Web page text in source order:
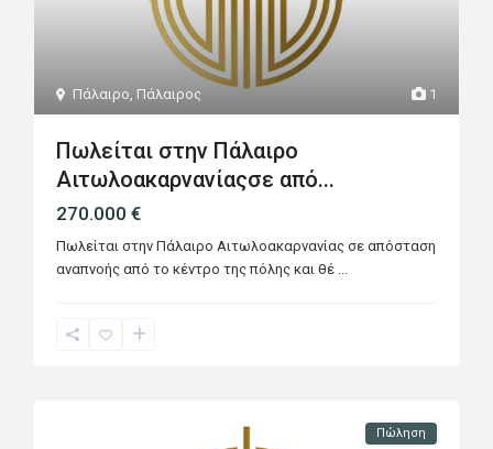
1
Πάλαιρο, Πάλαιρος
Πωλείται στην Πάλαιρο
Αιτωλοακαρνανίαςσε από...
270.000 €
Πωλείται στην Πάλαιρο Αιτωλοακαρνανίας σε απόσταση
αναπνοής από το κέντρο της πόλης και θέ ...
Πώληση